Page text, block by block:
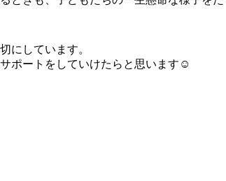
にしています。
ポートをしていけたらと思います☺